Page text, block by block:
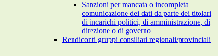
Sanzioni per mancata o incompleta
comunicazione dei dati da parte dei titolari
di incarichi politici, di amministrazione, di
direzione o di governo
Rendiconti gruppi consiliari regionali/provinciali